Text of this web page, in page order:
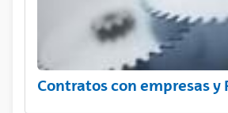
Contratos con empresas y